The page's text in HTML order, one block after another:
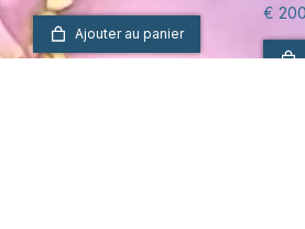
Ajouter au panier
€